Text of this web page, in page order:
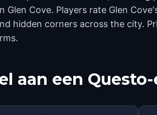
Cove. Players rate Glen
hidden corners across the city.
aan een